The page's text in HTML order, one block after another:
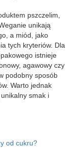
pszczelim,
unikają
a miód, jako
tych kryteriów. Dla
istnieje
agawowy czy
podobny sposób
Warto jednak
smak i
od cukru?